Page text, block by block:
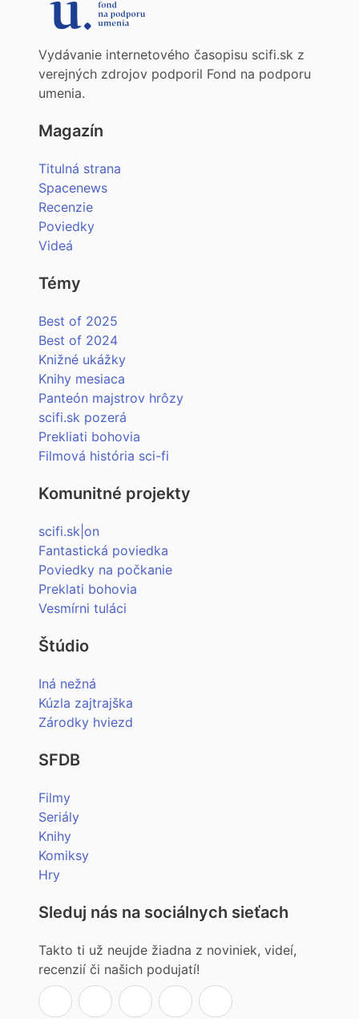
Vydávanie internetového časopisu scifi.sk z
verejných zdrojov podporil Fond na podporu
umenia.
Magazín
Titulná strana
Spacenews
Recenzie
Poviedky
Videá
Témy
Best of 2025
Best of 2024
Knižné ukážky
Knihy mesiaca
Panteón majstrov hrôzy
scifi.sk pozerá
Prekliati bohovia
Filmová história sci-fi
Komunitné projekty
scifi.sk|on
Fantastická poviedka
Poviedky na počkanie
Preklati bohovia
Vesmírni tuláci
Štúdio
Iná nežná
Kúzla zajtrajška
Zárodky hviezd
SFDB
Filmy
Seriály
Knihy
Komiksy
Hry
Sleduj nás na sociálnych sieťach
Takto ti už neujde žiadna z noviniek, videí,
recenzií či našich podujatí!